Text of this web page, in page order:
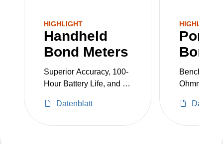
HIGHLIGHT
Handheld
Bond Meters
Superior Accuracy, 100-
Hour Battery Life, and a
Datenblatt
HIGHLIGHT
Bond
Bench Top
Ohmmeter